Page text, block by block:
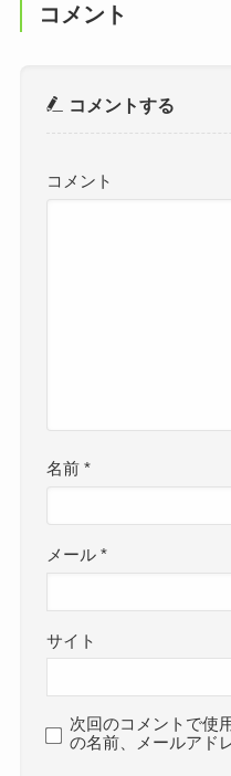
コメント
コメントする
コメント
名前*
メール*
サイト
次回のコメントで使
の名前、メールアド